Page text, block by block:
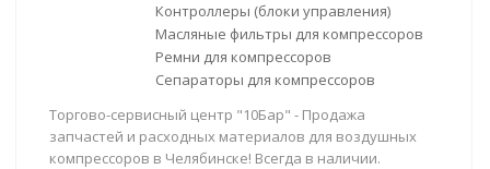
Контроллеры (блоки управления)
Масляные фильтры для компрессоров
Ремни для компрессоров
Сепараторы для компрессоров
Торгово-сервисный центр "10Бар" - Продажа
запчастей и расходных материалов для воздушных
компрессоров в Челябинске! Всегда в наличии.